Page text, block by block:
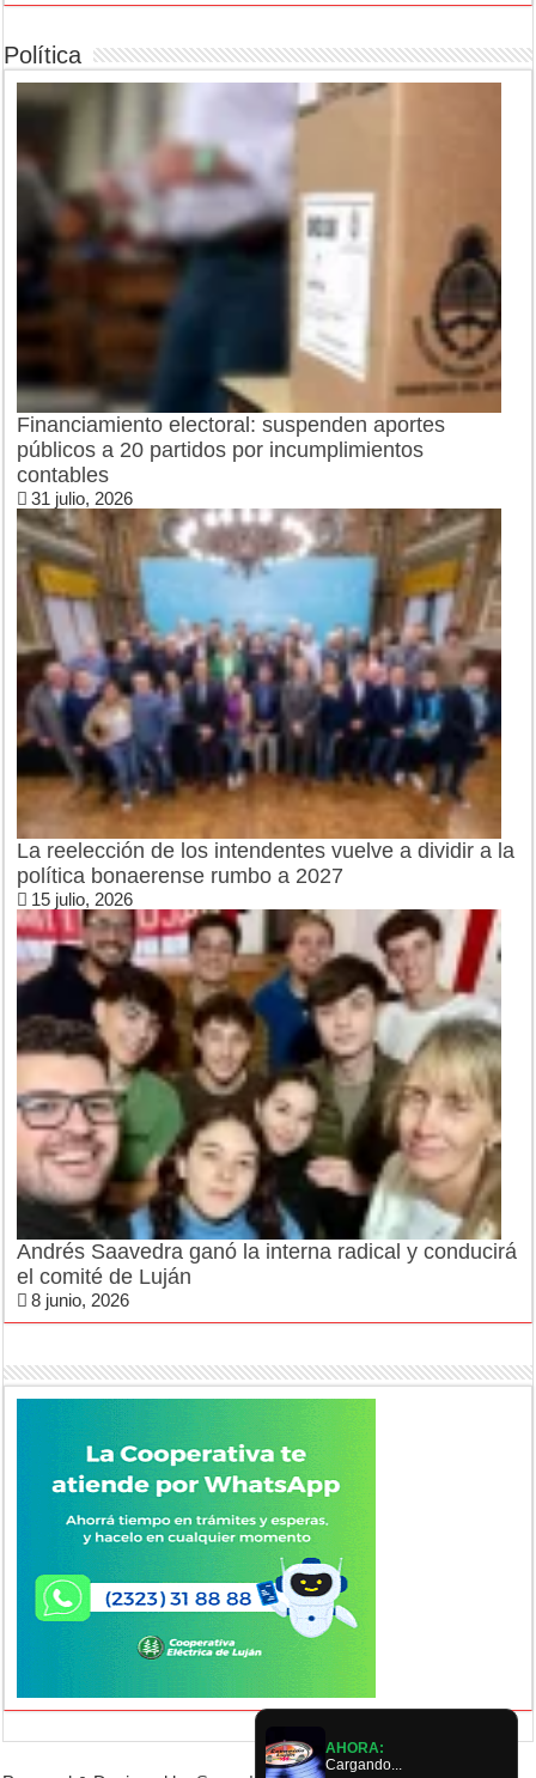
Política
Financiamiento electoral: suspenden aportes
públicos a 20 partidos por incumplimientos
contables
31 julio, 2026
La reelección de los intendentes vuelve a dividir a la
política bonaerense rumbo a 2027
15 julio, 2026
Andrés Saavedra ganó la interna radical y conducirá
el comité de Luján
8 junio, 2026
AHORA:
Cargando...